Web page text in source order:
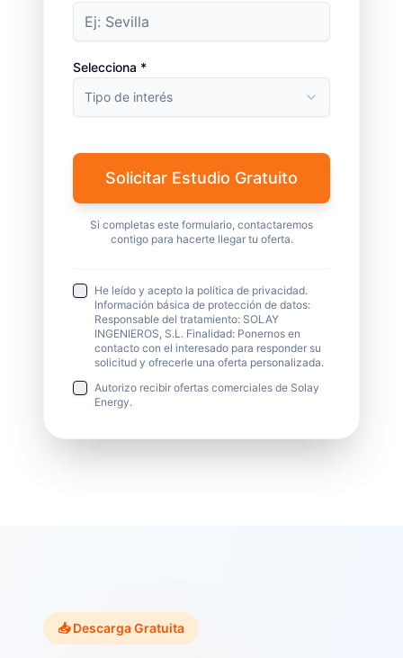
Selecciona *
Tipo de interés
Solicitar Estudio Gratuito
Si completas este formulario, contactaremos
contigo para hacerte llegar tu oferta.
He leído y acepto la política de privacidad.
Información básica de protección de datos:
Responsable del tratamiento: SOLAY
INGENIEROS, S.L. Finalidad: Ponernos en
contacto con el interesado para responder su
solicitud y ofrecerle una oferta personalizada.
Autorizo recibir ofertas comerciales de Solay
Energy.
📥 Descarga Gratuita